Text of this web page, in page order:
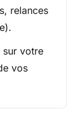
relances
sur votre
vos